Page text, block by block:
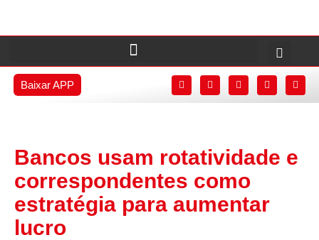
Baixar APP
Bancos usam rotatividade e
correspondentes como
estratégia para aumentar
lucro